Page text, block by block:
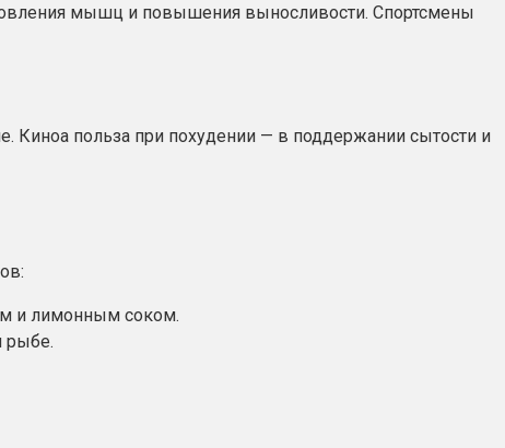
мышц и повышения выносливости. Спортсмены
Киноа польза при похудении — в поддержании сытости и
и лимонным соком.
рыбе.